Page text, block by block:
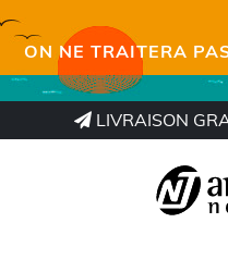
ON NE TRAITERA
LIVRAISON